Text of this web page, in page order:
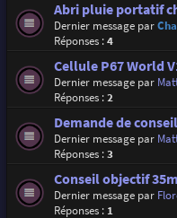
Abri pluie portatif
Dernier message par
Réponses :4
Cellule P67 World
Dernier message par
Réponses :2
Demande de
Dernier message par
Réponses :3
Conseil objectif
Dernier message par
Réponses : 1